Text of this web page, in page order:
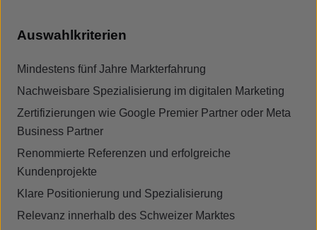
Auswahlkriterien
Mindestens fünf Jahre Markterfahrung
Nachweisbare Spezialisierung im digitalen Marketing
Zertifizierungen wie Google Premier Partner oder Meta
Business Partner
Renommierte Referenzen und erfolgreiche
Kundenprojekte
Klare Positionierung und Spezialisierung
Relevanz innerhalb des Schweizer Marktes